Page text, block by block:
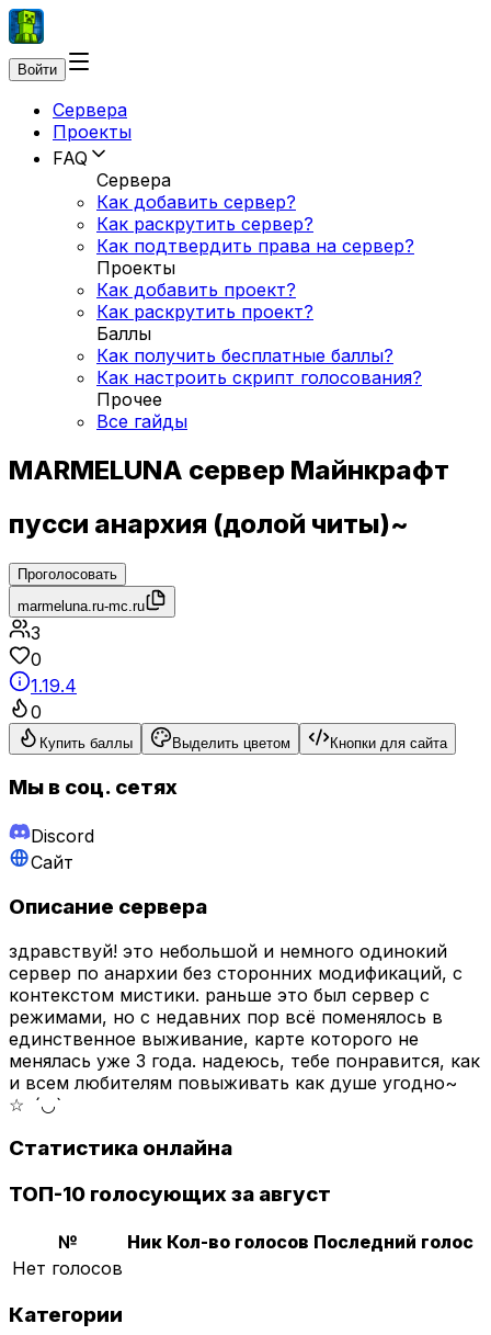
Войти
Сервера
Проекты
FAQ
Сервера
Как добавить сервер?
Как раскрутить сервер?
Как подтвердить права на сервер?
Проекты
Как добавить проект?
Как раскрутить проект?
Баллы
Как получить бесплатные баллы?
Как настроить скрипт голосования?
Прочее
Все гайды
MARMELUNA сервер Майнкрафт
пусси анархия (долой читы)~
Проголосовать
marmeluna.ru-mc.ru
3
0
1.19.4
0
Купить баллы Выделить цветом Кнопки для сайта
Мы в соц. сетях
Discord
Сайт
Описание сервера
здравствуй! это небольшой и немного одинокий
сервер по анархии без сторонних модификаций, с
контекстом мистики. раньше это был сервер с
режимами, но с недавних пор всё поменялось в
единственное выживание, карте которого не
менялась уже 3 года. надеюсь, тебе понравится, как
и всем любителям повыживать как душе угодно~
☆ ´◡`
Статистика онлайна
ТОП-10 голосующих за август
№ Ник Кол-во голосов Последний голос
Нет голосов
Категории